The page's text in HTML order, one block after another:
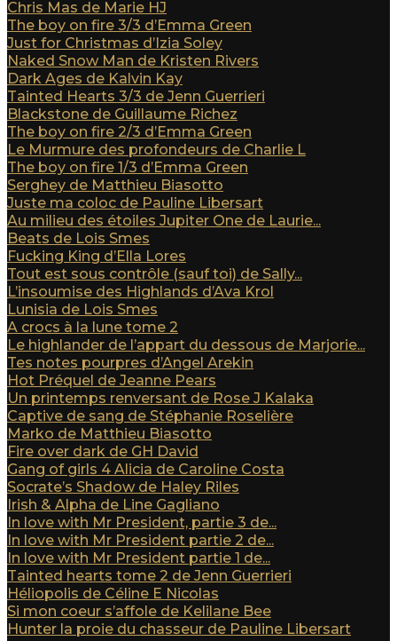
Chris Mas de Marie HJ
The boy on fire 3/3 d’Emma Green
Just for Christmas d’Izia Soley
Naked Snow Man de Kristen Rivers
Dark Ages de Kalvin Kay
Tainted Hearts 3/3 de Jenn Guerrieri
Blackstone de Guillaume Richez
The boy on fire 2/3 d’Emma Green
Le Murmure des profondeurs de Charlie L
The boy on fire 1/3 d’Emma Green
Serghey de Matthieu Biasotto
Juste ma coloc de Pauline Libersart
Au milieu des étoiles Jupiter One de Laurie...
Beats de Lois Smes
Fucking King d’Ella Lores
Tout est sous contrôle (sauf toi) de Sally...
L’insoumise des Highlands d’Ava Krol
Lunisia de Lois Smes
A crocs à la lune tome 2
Le highlander de l’appart du dessous de Marjorie...
Tes notes pourpres d’Angel Arekin
Hot Préquel de Jeanne Pears
Un printemps renversant de Rose J Kalaka
Captive de sang de Stéphanie Roselière
Marko de Matthieu Biasotto
Fire over dark de GH David
Gang of girls 4 Alicia de Caroline Costa
Socrate’s Shadow de Haley Riles
Irish & Alpha de Line Gagliano
In love with Mr President, partie 3 de...
In love with Mr President partie 2 de...
In love with Mr President partie 1 de...
Tainted hearts tome 2 de Jenn Guerrieri
Héliopolis de Céline E Nicolas
Si mon coeur s’affole de Kelilane Bee
Hunter la proie du chasseur de Pauline Libersart